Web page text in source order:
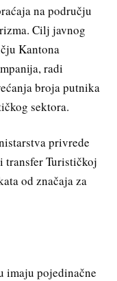
na području
Cilj javnog
Kantona
radi
broja putnika
sektora.
privrede
transfer Turističkoj
od značaja za
imaju pojedinačne